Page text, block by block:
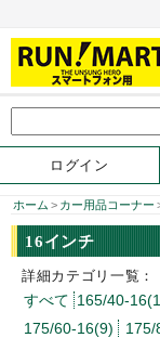
ログイン
ホーム > カー用品コーナー
16インチ
詳細カテゴリ一覧：
すべて 165/40-
175/60-16(9)
175/